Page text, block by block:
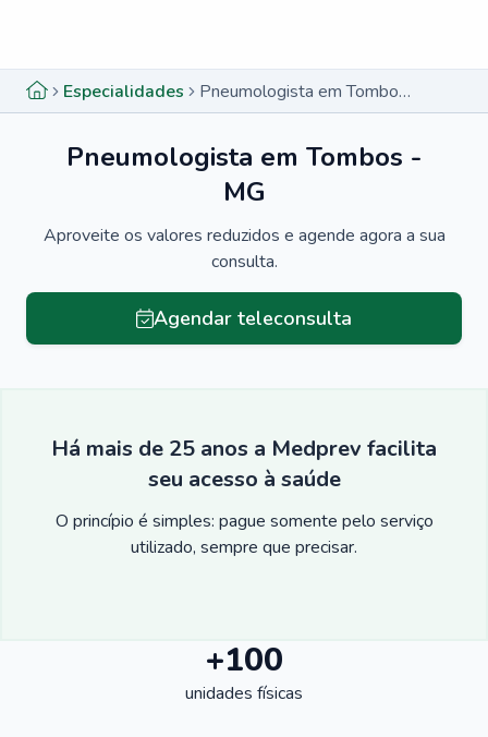
Especialidades Pneumologista em Tombos - MG
Pneumologista em Tombos -
MG
Aproveite os valores reduzidos e agende agora a sua
consulta.
Agendar teleconsulta
Há mais de 25 anos a Medprev facilita
seu acesso à saúde
O princípio é simples: pague somente pelo serviço
utilizado, sempre que precisar.
+100
unidades físicas